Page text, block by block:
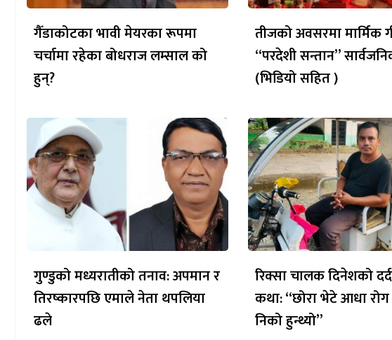
गैँडाकोटका भावी मेयरका रूपमा
चर्चामा रहेका बोधराज लम्साल को
हुन्?
तीजको अवसरमा मार्मिक
“परदेशी सन्तान”
(भिडियो सहित )
गुण्डुको मध्यरातीको तनाव: अपमान र
तिरष्कारपछि एमाले नेता थपलिया
ढले
रिक्सा चालक दिनेशको
कथा: “छोरा भेटे आधा
निको हुन्थ्यो”